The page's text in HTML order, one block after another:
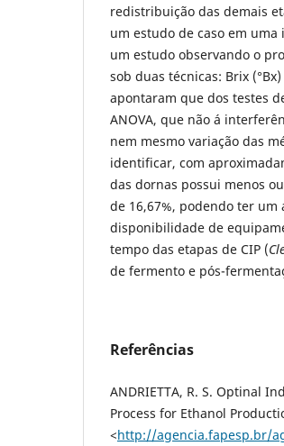
redistribuição das demais
um estudo de caso em
um estudo observando o
sob duas técnicas: Brix
apontaram que dos testes
ANOVA, que não á
nem mesmo variação das
identificar, com
das dornas possui menos
de 16,67%, podendo ter
disponibilidade de
tempo das etapas de CIP (
de fermento e pós-
Referências
ANDRIETTA, R. S. Optinal
Process for Ethanol
<http://agencia.fapesp.br/